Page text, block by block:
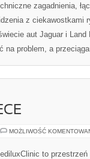
zagadnienia,
z ciekawostkami
aut Jaguar i
na problem, a
MOŻLIWOŚĆ
to